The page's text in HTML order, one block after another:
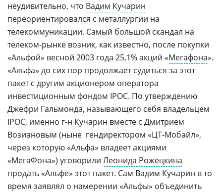
неудивительно, что Вадим Кучарин
переориентировался с металлургии на
телекоммуникации. Самый большой скандал на
телеком-рынке возник, как известно, после покупки
«Альфой» весной 2003 года 25,1% акций «Мегафона».
«Альфа» до сих пор продолжает судиться за этот
пакет с другим акционером оператора 
инвестиционным фондом IPOC. По утверждению
Джефри Гальмонда, называющего себя владельцем
IPOC, именно г-н Кучарин вместе с Дмитрием
Возиановым (ныне  гендиректором «ЦТ-Мобайл»,
через которую «Альфа» владеет акциями
«МегаФона») уговорили Леонида Рожецкина
продать «Альфе» этот пакет. Сам Вадим Кучарин в то
время заявлял о намерении «Альфы» объединить